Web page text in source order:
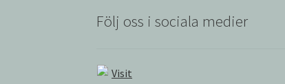
Följ oss i sociala medier